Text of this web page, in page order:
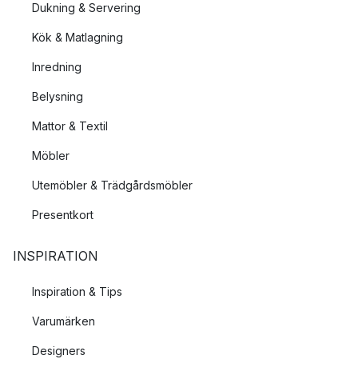
Dukning & Servering
Kök & Matlagning
Inredning
Belysning
Mattor & Textil
Möbler
Utemöbler & Trädgårdsmöbler
Presentkort
INSPIRATION
Inspiration & Tips
Varumärken
Designers